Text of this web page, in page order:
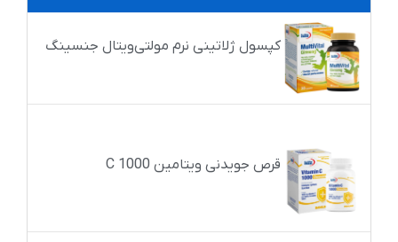
کپسول ژلاتینی نرم مولتی‌ویتال جنسینگ
قرص جویدنی ویتامین C 1000